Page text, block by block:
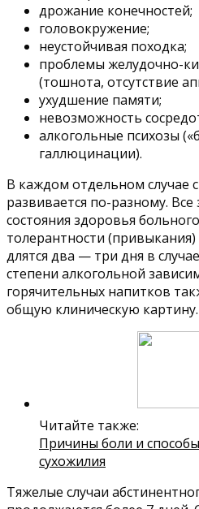
дрожание конечностей;
головокружение;
неустойчивая походка;
проблемы желудочно-
(тошнота, отсутствие
ухудшение памяти;
невозможность
алкогольные психозы
галлюцинации).
В каждом отдельном случае
развивается по-разному.
состояния здоровья
толерантности
длятся два — три дня в
степени алкогольной
горячительных напитков
общую клиническую картину.
Читайте также:
Причины боли и
сухожилия
Тяжелые случаи